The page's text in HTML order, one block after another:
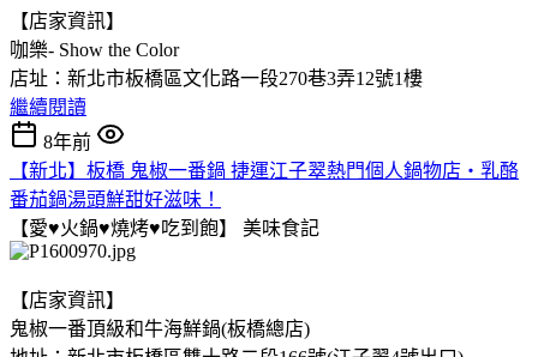
【店家資訊】
咖樂- Show the Color
店址：新北市板橋區文化路一段270巷3弄12號1樓
繼續閱讀
8年前
【新北】板橋 鬼椒一番鍋 捷運江子翠熱門個人鍋物店‧乳酪
番茄鍋湯頭鮮甜好滋味！
【愛♥火鍋♥燒烤♥吃到飽】 美味食記
【店家資訊】
鬼椒一番頂級和牛海鮮鍋(板橋總店)